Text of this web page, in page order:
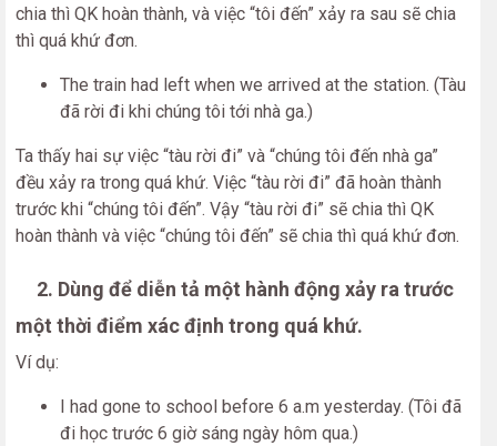
chia thì QK hoàn thành, và việc “tôi đến” xảy ra sau sẽ chia
thì quá khứ đơn.
The train had left when we arrived at the station. (Tàu
đã rời đi khi chúng tôi tới nhà ga.)
Ta thấy hai sự việc “tàu rời đi” và “chúng tôi đến nhà ga”
đều xảy ra trong quá khứ. Việc “tàu rời đi” đã hoàn thành
trước khi “chúng tôi đến”. Vậy “tàu rời đi” sẽ chia thì QK
hoàn thành và việc “chúng tôi đến” sẽ chia thì quá khứ đơn.
2. Dùng để diễn tả một hành động xảy ra trước
một thời điểm xác định trong quá khứ.
Ví dụ:
I had gone to school before 6 a.m yesterday. (Tôi đã
đi học trước 6 giờ sáng ngày hôm qua.)